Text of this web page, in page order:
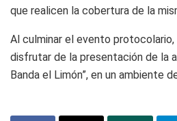
que realicen la cobertura de la
Al culminar el evento
disfrutar de la presentación de la
Banda el Limón”, en un ambiente